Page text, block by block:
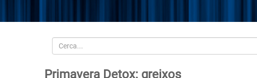
Cerca
Primavera Detox: greixos